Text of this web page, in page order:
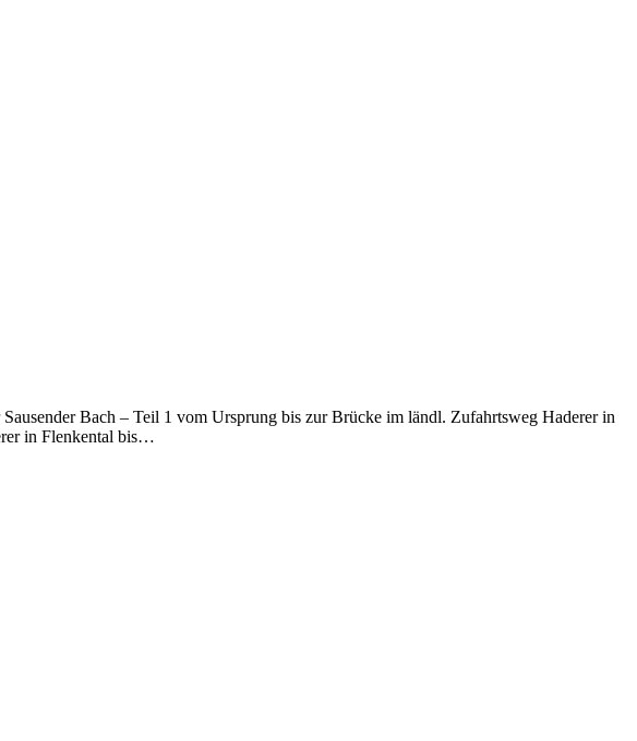
Bach – Teil 1 vom Ursprung bis zur Brücke im ländl. Zufahrtsweg Haderer in
in Flenkental bis…